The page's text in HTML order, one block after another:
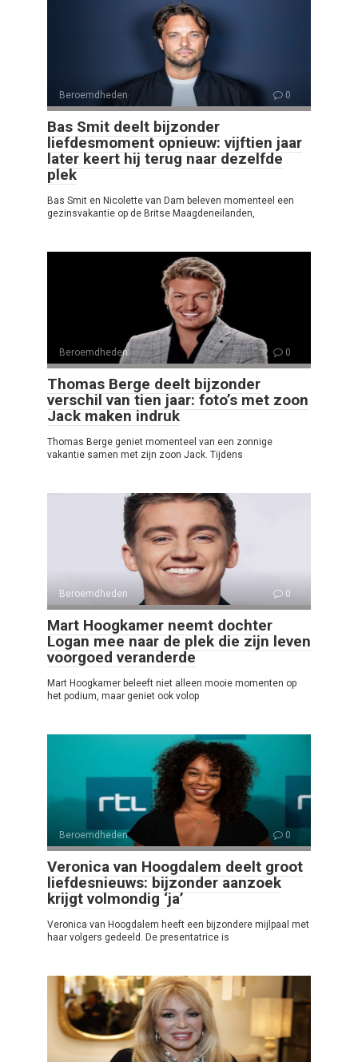
Beroemdheden 0
Bas Smit deelt bijzonder
liefdesmoment opnieuw: vijftien jaar
later keert hij terug naar dezelfde
plek
Bas Smit en Nicolette van Dam beleven momenteel een
gezinsvakantie op de Britse Maagdeneilanden,
Beroemdheden 0
Thomas Berge deelt bijzonder
verschil van tien jaar: foto’s met zoon
Jack maken indruk
Thomas Berge geniet momenteel van een zonnige
vakantie samen met zijn zoon Jack. Tijdens
Beroemdheden 0
Mart Hoogkamer neemt dochter
Logan mee naar de plek die zijn leven
voorgoed veranderde
Mart Hoogkamer beleeft niet alleen mooie momenten op
het podium, maar geniet ook volop
Beroemdheden 0
Veronica van Hoogdalem deelt groot
liefdesnieuws: bijzonder aanzoek
krijgt volmondig ‘ja’
Veronica van Hoogdalem heeft een bijzondere mijlpaal met
haar volgers gedeeld. De presentatrice is